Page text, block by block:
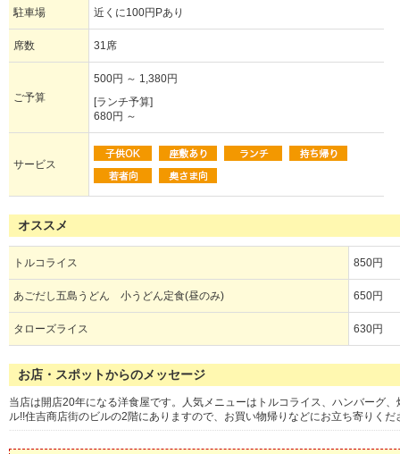
駐車場 近くに100円Pあり
席数 31席
ご予算
500円 ～ 1,380円
[ランチ予算]
680円 ～
サービス
オススメ
トルコライス 850円
あごだし五島うどん 小うどん定食(昼のみ) 650円
タローズライス 630円
お店・スポットからのメッセージ
当店は開店20年になる洋食屋です。人気メニューはトルコライス、ハンバーグ
ル!!住吉商店街のビルの2階にありますので、お買い物帰りなどにお立ち寄りくだ